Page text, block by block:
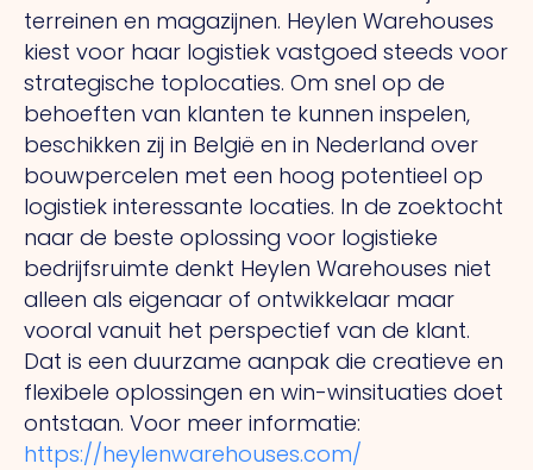
terreinen en magazijnen. Heylen Warehouses
kiest voor haar logistiek vastgoed steeds voor
strategische toplocaties. Om snel op de
behoeften van klanten te kunnen inspelen,
beschikken zij in België en in Nederland over
bouwpercelen met een hoog potentieel op
logistiek interessante locaties. In de zoektocht
naar de beste oplossing voor logistieke
bedrijfsruimte denkt Heylen Warehouses niet
alleen als eigenaar of ontwikkelaar maar
vooral vanuit het perspectief van de klant.
Dat is een duurzame aanpak die creatieve en
flexibele oplossingen en win-winsituaties doet
ontstaan. Voor meer informatie:
https://heylenwarehouses.com/